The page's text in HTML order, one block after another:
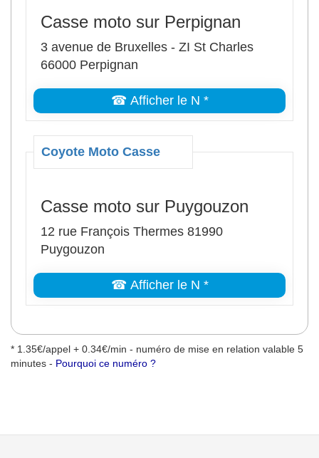
Casse moto sur Perpignan
3 avenue de Bruxelles - ZI St Charles
66000 Perpignan
☎ Afficher le N *
Coyote Moto Casse
Casse moto sur Puygouzon
12 rue François Thermes 81990
Puygouzon
☎ Afficher le N *
* 1.35€/appel + 0.34€/min - numéro de mise en relation valable 5
minutes - Pourquoi ce numéro ?